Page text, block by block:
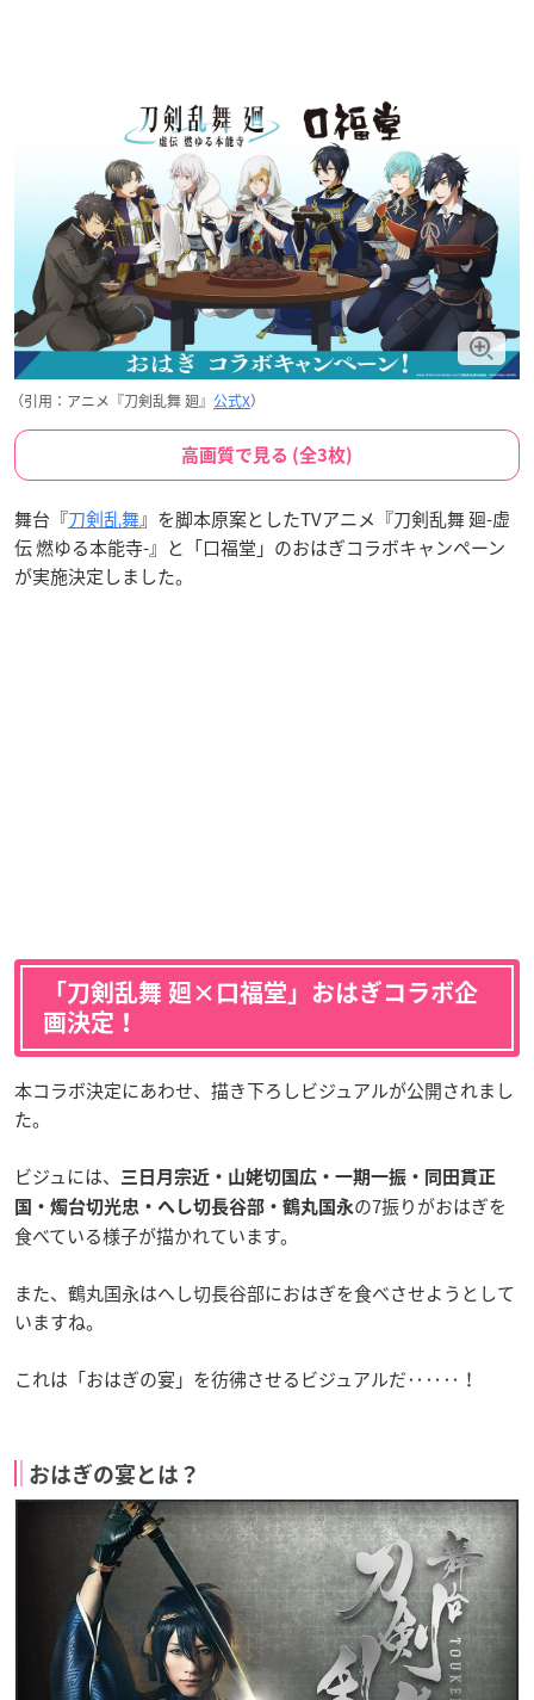
（引用：アニメ『刀剣乱舞 廻』 公式X）
高画質で見る (全3枚)
舞台『刀剣乱舞』を脚本原案としたTVアニメ『刀剣乱舞 廻-虚
伝 燃ゆる本能寺-』と「口福堂」のおはぎコラボキャンペーン
が実施決定しました。
「刀剣乱舞 廻×口福堂」おはぎコラボ企
画決定！
本コラボ決定にあわせ、描き下ろしビジュアルが公開されまし
た。
ビジュには、
三日月宗近・山姥切国広・一期一振・同田貫正
国・燭台切光忠・へし切長谷部・鶴丸国永の7振りがおはぎを
食べている様子が描かれています。
また、鶴丸国永はへし切長谷部におはぎを食べさせようとして
いますね。
これは「おはぎの宴」を彷彿させるビジュアルだ‥‥‥！
おはぎの宴とは？